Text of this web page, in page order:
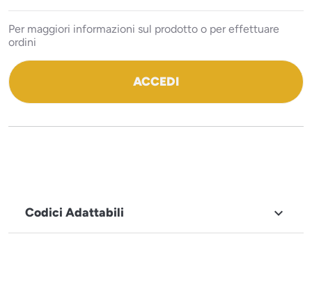
Per maggiori informazioni sul prodotto o per effettuare
ordini
ACCEDI
Codici Adattabili 